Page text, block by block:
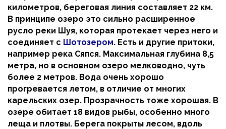
километров, береговая линия составляет 22 км.
В принципе озеро это сильно расширенное
русло реки Шуя, которая протекает через него и
соединяет с Шотозером. Есть и другие притоки,
например река Сяпся. Максимальная глубина 8,5
метра, но в основном озеро мелководно, чуть
более 2 метров. Вода очень хорошо
прогревается летом, в отличие от многих
карельских озер. Прозрачность тоже хорошая. В
озере обитает 18 видов рыбы, особенно много
леща и плотвы. Берега покрыты лесом, вдоль